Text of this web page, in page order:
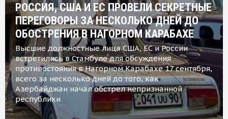
РОССИЯ, США И ЕС ПРОВЕЛИ СЕКРЕТНЫЕ
ПЕРЕГОВОРЫ ЗА НЕСКОЛЬКО ДНЕЙ ДО
ОБОСТРЕНИЯ В НАГОРНОМ КАРАБАХЕ
Высшие должностные лица США, ЕС и России
встретились в Стамбуле для обсуждения
противостояния в Нагорном Карабахе 17 сентября,
всего за несколько дней до того, как
Азербайджан начал обстрел непризнанной
республики